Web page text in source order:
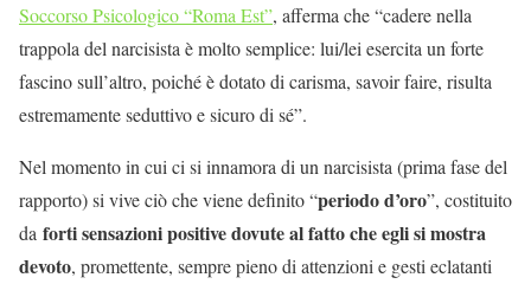
Soccorso Psicologico “Roma Est”, afferma che “cadere nella
trappola del narcisista è molto semplice: lui/lei esercita un forte
fascino sull’altro, poiché è dotato di carisma, savoir faire, risulta
estremamente seduttivo e sicuro di sé”.
Nel momento in cui ci si innamora di un narcisista (prima fase del
rapporto) si vive ciò che viene definito “periodo d’oro”, costituito
da forti sensazioni positive dovute al fatto che egli si mostra
devoto, promettente, sempre pieno di attenzioni e gesti eclatanti